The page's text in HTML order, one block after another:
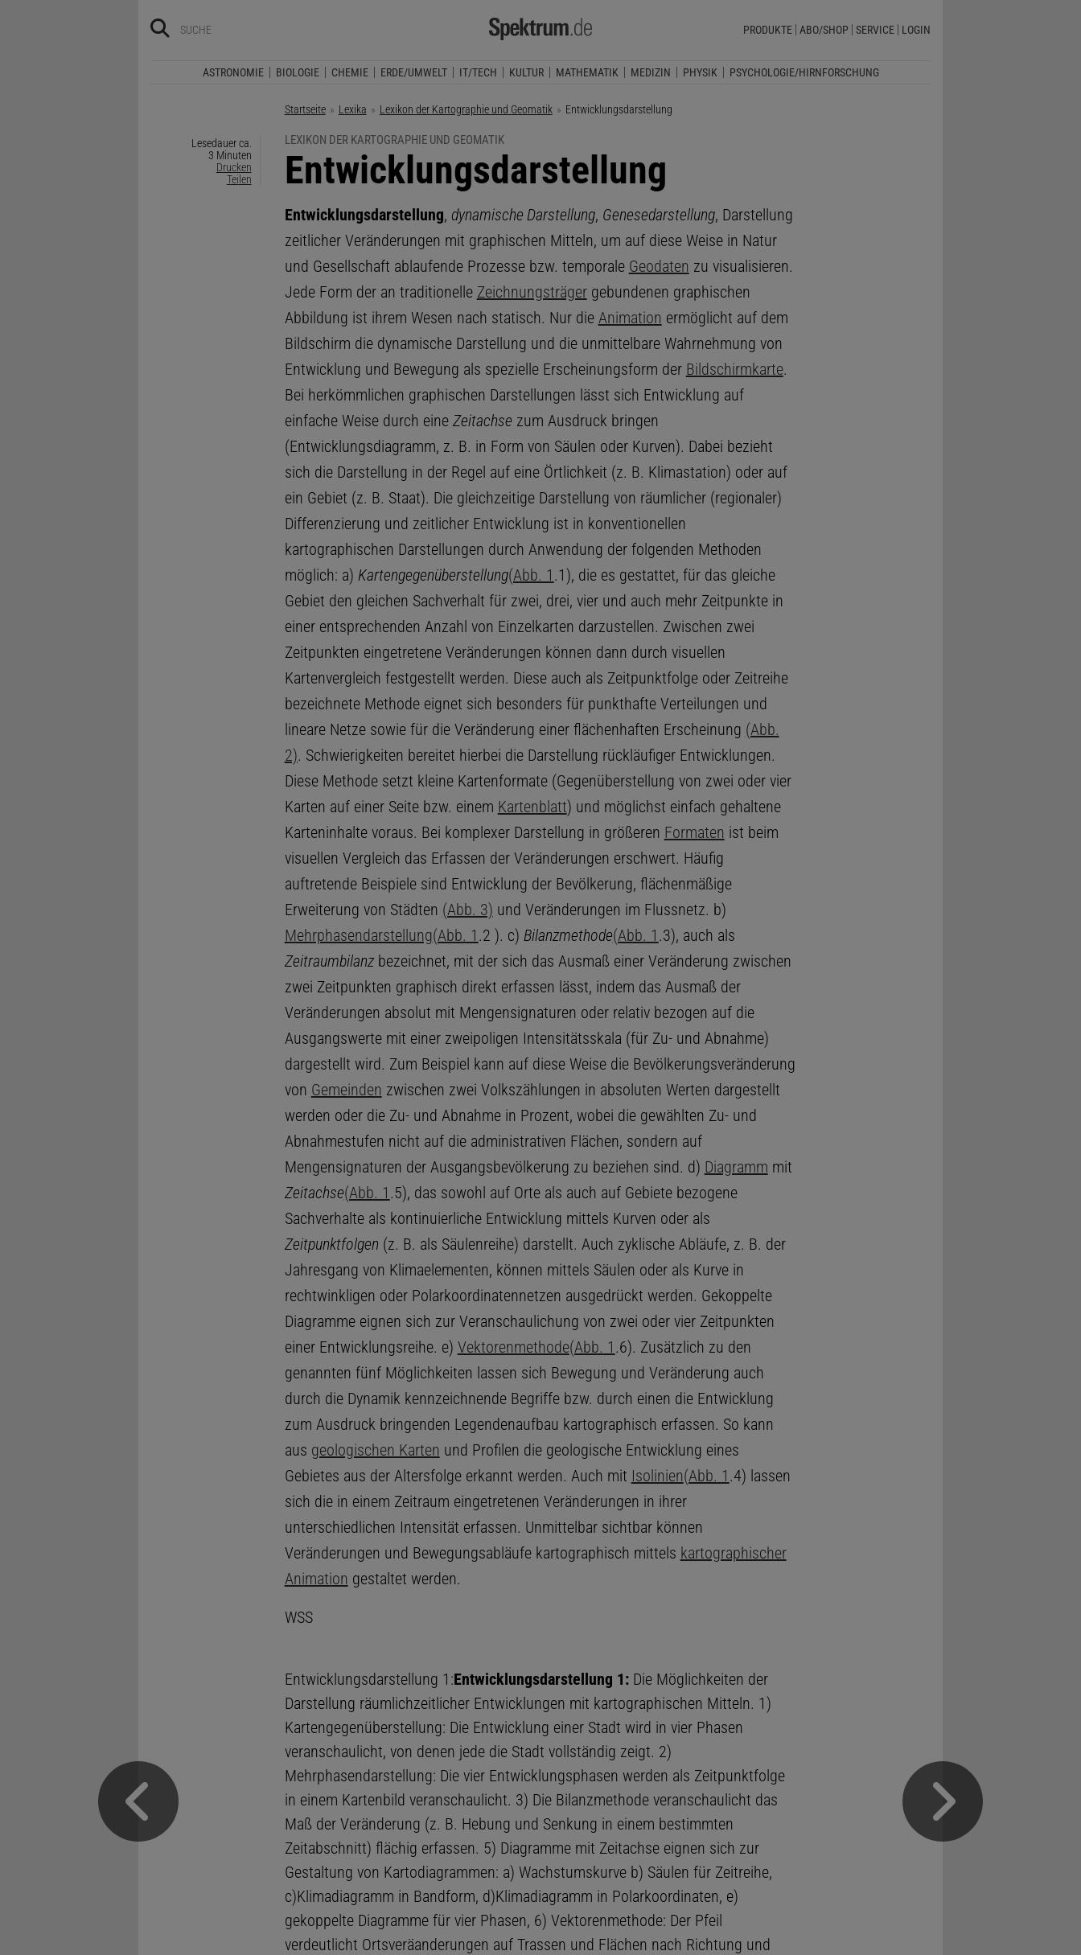
PRODUKTE ABO/SHOP SERVICE LOGIN
ASTRONOMIE BIOLOGIE CHEMIE ERDE/UMWELT IT/TECH KULTUR MATHEMATIK MEDIZIN PHYSIK PSYCHOLOGIE/HIRNFORSCHUNG
Startseite Lexika Lexikon der Kartographie und Geomatik Aktuelle Seite:
Entwicklungsdarstellung
Lesedauer ca.
3 Minuten
Drucken
Teilen
LEXIKON DER KARTOGRAPHIE UND GEOMATIK
:
Entwicklungsdarstellung
Entwicklungsdarstellung, dynamische Darstellung, Genesedarstellung, Darstellung
zeitlicher Veränderungen mit graphischen Mitteln, um auf diese Weise in Natur
und Gesellschaft ablaufende Prozesse bzw. temporale Geodaten zu visualisieren.
Jede Form der an traditionelle Zeichnungsträgergebundenen graphischen
Abbildung ist ihrem Wesen nach statisch. Nur die Animation ermöglicht auf dem
Bildschirm die dynamische Darstellung und die unmittelbare Wahrnehmung von
Entwicklung und Bewegung als spezielle Erscheinungsform der Bildschirmkarte.
Bei herkömmlichen graphischen Darstellungen lässt sich Entwicklung auf
einfache Weise durch eine Zeitachse zum Ausdruck bringen
(Entwicklungsdiagramm, z. B. in Form von Säulen oder Kurven). Dabei bezieht
sich die Darstellung in der Regel auf eine Örtlichkeit (z. B. Klimastation) oder auf
ein Gebiet (z. B. Staat). Die gleichzeitige Darstellung von räumlicher (regionaler)
Differenzierung und zeitlicher Entwicklung ist in konventionellen
kartographischen Darstellungen durch Anwendung der folgenden Methoden
möglich: a) Kartengegenüberstellung(Abb. 1 .1), die es gestattet, für das gleiche
Gebiet den gleichen Sachverhalt für zwei, drei, vier und auch mehr Zeitpunkte in
einer entsprechenden Anzahl von Einzelkarten darzustellen. Zwischen zwei
Zeitpunkten eingetretene Veränderungen können dann durch visuellen
Kartenvergleich festgestellt werden. Diese auch als Zeitpunktfolge oder Zeitreihe
bezeichnete Methode eignet sich besonders für punkthafte Verteilungen und
lineare Netze sowie für die Veränderung einer flächenhaften Erscheinung (Abb.
2). Schwierigkeiten bereitet hierbei die Darstellung rückläufiger Entwicklungen.
Diese Methode setzt kleine Kartenformate (Gegenüberstellung von zwei oder vier
Karten auf einer Seite bzw. einem Kartenblatt) und möglichst einfach gehaltene
Karteninhalte voraus. Bei komplexer Darstellung in größeren Formaten ist beim
visuellen Vergleich das Erfassen der Veränderungen erschwert. Häufig
auftretende Beispiele sind Entwicklung der Bevölkerung, flächenmäßige
Erweiterung von Städten (Abb. 3) und Veränderungen im Flussnetz. b)
Mehrphasendarstellung(Abb. 1 .2 ). c) Bilanzmethode(Abb. 1 .3), auch als
Zeitraumbilanzbezeichnet, mit der sich das Ausmaß einer Veränderung zwischen
zwei Zeitpunkten graphisch direkt erfassen lässt, indem das Ausmaß der
Veränderungen absolut mit Mengensignaturen oder relativ bezogen auf die
Ausgangswerte mit einer zweipoligen Intensitätsskala (für Zu- und Abnahme)
dargestellt wird. Zum Beispiel kann auf diese Weise die Bevölkerungsveränderung
von Gemeinden zwischen zwei Volkszählungen in absoluten Werten dargestellt
werden oder die Zu- und Abnahme in Prozent, wobei die gewählten Zu- und
Abnahmestufen nicht auf die administrativen Flächen, sondern auf
Mengensignaturen der Ausgangsbevölkerung zu beziehen sind. d) Diagramm mit
Zeitachse(Abb. 1 .5), das sowohl auf Orte als auch auf Gebiete bezogene
Sachverhalte als kontinuierliche Entwicklung mittels Kurven oder als
Zeitpunktfolgen (z. B. als Säulenreihe) darstellt. Auch zyklische Abläufe, z. B. der
Jahresgang von Klimaelementen, können mittels Säulen oder als Kurve in
rechtwinkligen oder Polarkoordinatennetzen ausgedrückt werden. Gekoppelte
Diagramme eignen sich zur Veranschaulichung von zwei oder vier Zeitpunkten
einer Entwicklungsreihe. e) Vektorenmethode(Abb. 1 .6). Zusätzlich zu den
genannten fünf Möglichkeiten lassen sich Bewegung und Veränderung auch
durch die Dynamik kennzeichnende Begriffe bzw. durch einen die Entwicklung
zum Ausdruck bringenden Legendenaufbau kartographisch erfassen. So kann
aus geologischen Karten und Profilen die geologische Entwicklung eines
Gebietes aus der Altersfolge erkannt werden. Auch mit Isolinien(Abb. 1 .4) lassen
sich die in einem Zeitraum eingetretenen Veränderungen in ihrer
unterschiedlichen Intensität erfassen. Unmittelbar sichtbar können
Veränderungen und Bewegungsabläufe kartographisch mittels kartographischer
Animation gestaltet werden.
WSS
Entwicklungsdarstellung 1:Entwicklungsdarstellung 1:Die Möglichkeiten der
Darstellung räumlichzeitlicher Entwicklungen mit kartographischen Mitteln. 1)
Kartengegenüberstellung: Die Entwicklung einer Stadt wird in vier Phasen
veranschaulicht, von denen jede die Stadt vollständig zeigt. 2)
Mehrphasendarstellung: Die vier Entwicklungsphasen werden als Zeitpunktfolge
in einem Kartenbild veranschaulicht. 3) Die Bilanzmethode veranschaulicht das
Maß der Veränderung (z. B. Hebung und Senkung in einem bestimmten
Zeitabschnitt) flächig erfassen. 5) Diagramme mit Zeitachse eignen sich zur
Gestaltung von Kartodiagrammen: a) Wachstumskurve b) Säulen für Zeitreihe,
c)Klimadiagramm in Bandform, d)Klimadiagramm in Polarkoordinaten, e)
gekoppelte Diagramme für vier Phasen, 6) Vektorenmethode: Der Pfeil
verdeutlicht Ortsveräanderungen auf Trassen und Flächen nach Richtung und